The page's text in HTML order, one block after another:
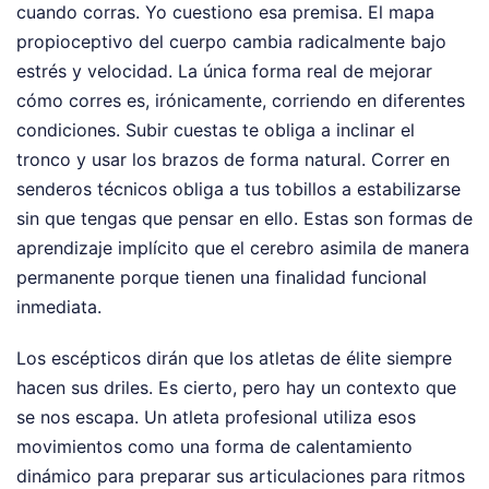
cuando corras. Yo cuestiono esa premisa. El mapa
propioceptivo del cuerpo cambia radicalmente bajo
estrés y velocidad. La única forma real de mejorar
cómo corres es, irónicamente, corriendo en diferentes
condiciones. Subir cuestas te obliga a inclinar el
tronco y usar los brazos de forma natural. Correr en
senderos técnicos obliga a tus tobillos a estabilizarse
sin que tengas que pensar en ello. Estas son formas de
aprendizaje implícito que el cerebro asimila de manera
permanente porque tienen una finalidad funcional
inmediata.
Los escépticos dirán que los atletas de élite siempre
hacen sus driles. Es cierto, pero hay un contexto que
se nos escapa. Un atleta profesional utiliza esos
movimientos como una forma de calentamiento
dinámico para preparar sus articulaciones para ritmos